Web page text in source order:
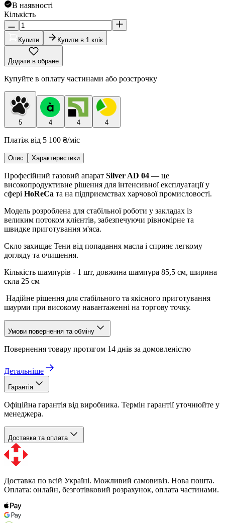
В наявності
Кількість
Купити Купити в 1 клік
Додати в обране
Купуйте в оплату частинами або розстрочку
5 4 4 4
Платіж від 5 100 ₴/міс
Опис Характеристики
Професійний газовий апарат Silver AD 04 — це
високопродуктивне рішення для інтенсивної експлуатації у
сфері HoReCa та на підприємствах харчової промисловості.
Модель розроблена для стабільної роботи у закладах із
великим потоком клієнтів, забезпечуючи рівномірне та
швидке приготування м'яса.
Скло захищає Тени від попадання масла і сприяє легкому
догляду та очищення.
Кількість шампурів - 1 шт, довжина шампура 85,5 см, ширина
скла 25 см
Надійне рішення для стабільного та якісного приготування
шаурми при високому навантаженні на торгову точку.
Умови повернення та обміну
Повернення товару протягом 14 днів за домовленістю
Детальніше
Гарантія
Офіційна гарантія від виробника. Термін гарантії уточнюйте у
менеджера.
Доставка та оплата
Доставка по всій Україні. Можливий самовивіз. Нова пошта.
Оплата: онлайн, безготівковий розрахунок, оплата частинами.